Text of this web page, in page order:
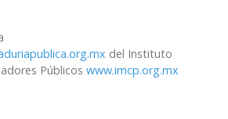
del Instituto
Públicos www.imcp.org.mx